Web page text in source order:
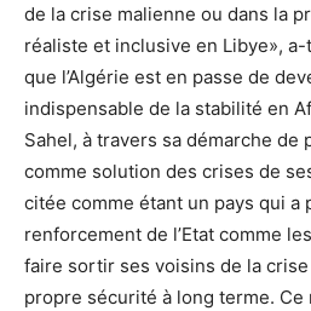
de la crise malienne ou dans la
réaliste et inclusive en Libye»,
que l’Algérie est en passe de
indispensable de la stabilité en
Sahel, à travers sa démarche de
comme solution des crises de
citée comme étant un pays qui a
renforcement de l’Etat comme
faire sortir ses voisins de la
propre sécurité à long terme. Ce